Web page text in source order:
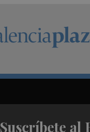
Suscríbete al